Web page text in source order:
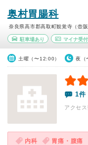
奥村胃腸科
奈良県高市郡高取町観覚寺（壺阪
駐車場あり マイナ受付
土曜（〜12:00） 夜（
1件
アクセ
内科 胃痛・腹痛